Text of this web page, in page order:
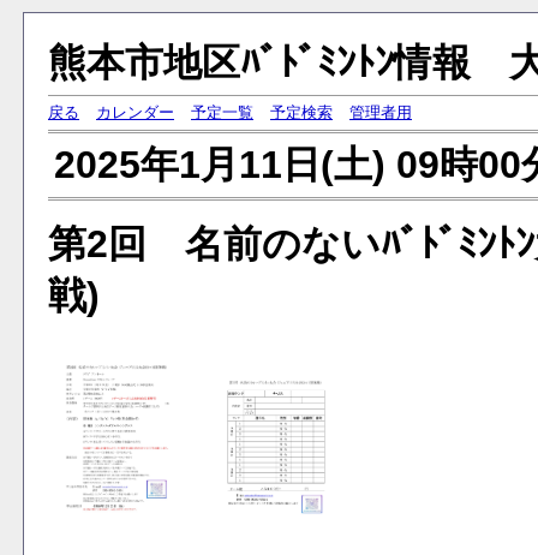
熊本市地区ﾊﾞﾄﾞﾐﾝﾄﾝ情報
戻る カレンダー 予定一覧 予定検索 管理者用
2025年1月11日(土) 09時00
第2回 名前のないﾊﾞﾄﾞﾐﾝﾄ
戦)